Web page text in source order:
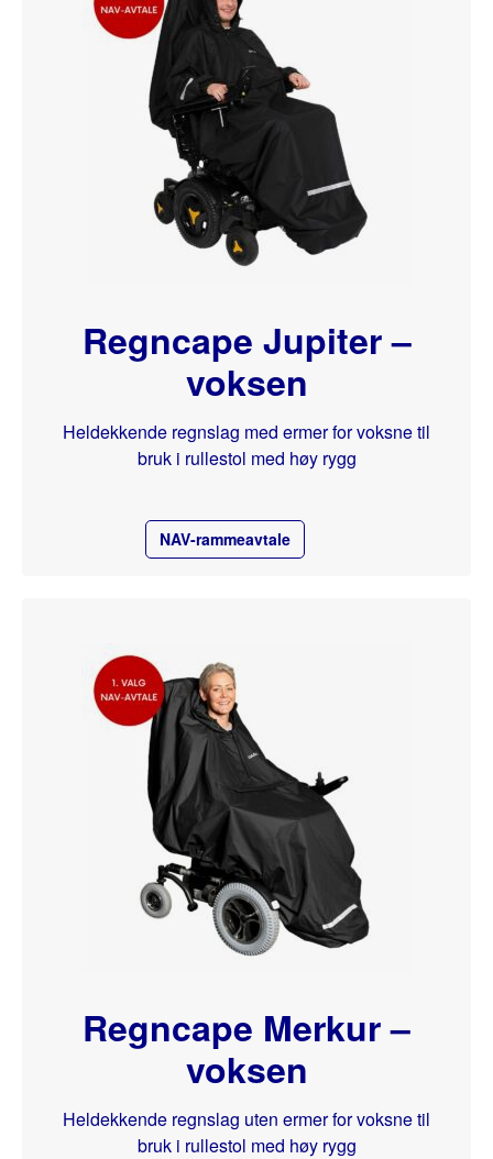
Regncape Jupiter –
voksen
NAV-rammeavtale
Heldekkende regnslag med ermer for voksne til
bruk i rullestol med høy rygg
Regncape Merkur –
voksen
Heldekkende regnslag uten ermer for voksne til
bruk i rullestol med høy rygg